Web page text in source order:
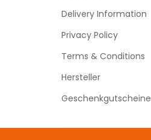
Delivery Information
Privacy Policy
Terms & Conditions
Hersteller
Geschenkgutscheine